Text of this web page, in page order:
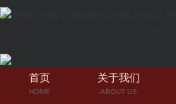
首页
HOME
关于我们
ABOUT US